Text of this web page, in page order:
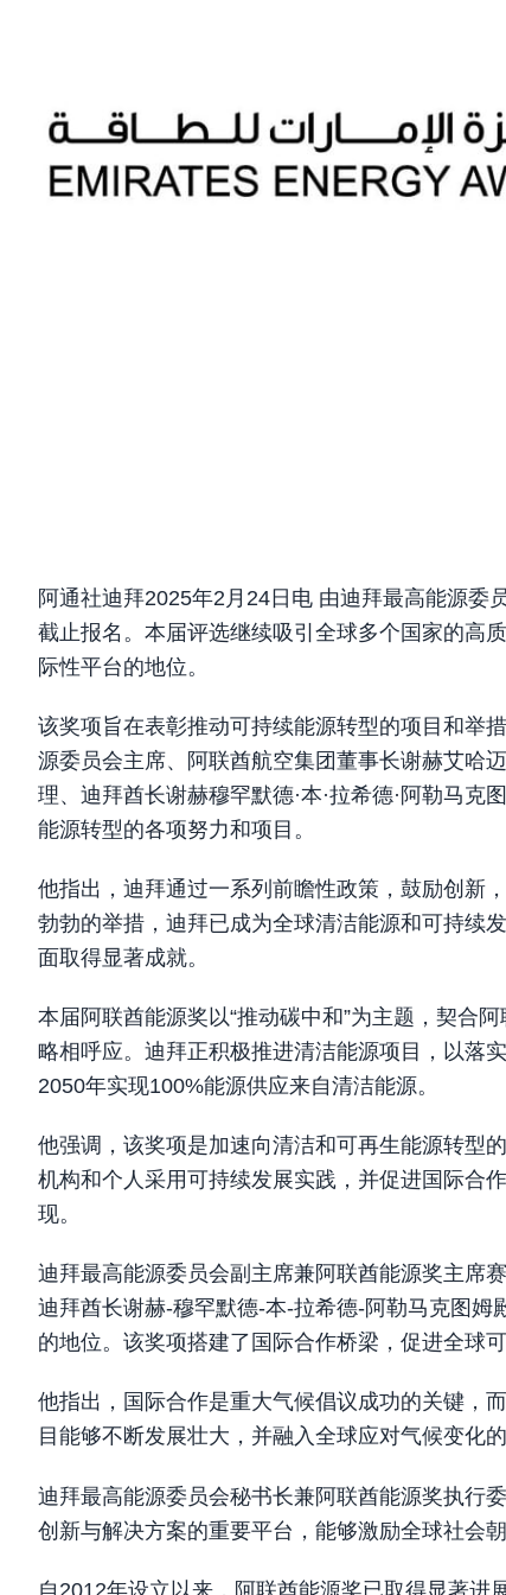
阿通社迪拜2025年2月24日电 由迪拜最高能源委
截止报名。本届评选继续吸引全球多个国家的高
际性平台的地位。
该奖项旨在表彰推动可持续能源转型的项目和举
源委员会主席、阿联酋航空集团董事长谢赫艾哈
理、迪拜酋长谢赫穆罕默德·本·拉希德·阿勒马
能源转型的各项努力和项目。
他指出，迪拜通过一系列前瞻性政策，鼓励创新
勃勃的举措，迪拜已成为全球清洁能源和可持续
面取得显著成就。
本届阿联酋能源奖以“推动碳中和”为主题，契合
略相呼应。迪拜正积极推进清洁能源项目，以落
2050年实现100%能源供应来自清洁能源。
他强调，该奖项是加速向清洁和可再生能源转型
机构和个人采用可持续发展实践，并促进国际合
现。
迪拜最高能源委员会副主席兼阿联酋能源奖主席
迪拜酋长谢赫-穆罕默德-本-拉希德-阿勒马克图
的地位。该奖项搭建了国际合作桥梁，促进全球
他指出，国际合作是重大气候倡议成功的关键，
目能够不断发展壮大，并融入全球应对气候变化的
迪拜最高能源委员会秘书长兼阿联酋能源奖执行
创新与解决方案的重要平台，能够激励全球社会
自2012年设立以来，阿联酋能源奖已取得显著